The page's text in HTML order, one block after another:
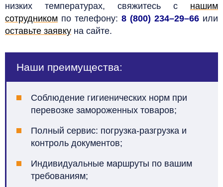
низких температурах, свяжитесь с нашим
сотрудником по телефону: 8 (800) 234–29–66 или
оставьте заявку на сайте.
Наши преимущества:
Соблюдение гигиенических норм при
перевозке замороженных товаров;
Полный сервис: погрузка-разгрузка и
контроль документов;
Индивидуальные маршруты по вашим
требованиям;